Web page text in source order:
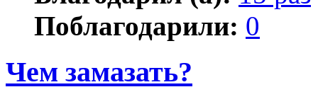
Поблагодарили: 0
Чем замазать?